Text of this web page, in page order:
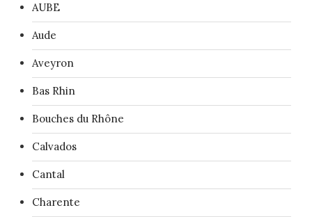
AUBE
Aude
Aveyron
Bas Rhin
Bouches du Rhône
Calvados
Cantal
Charente